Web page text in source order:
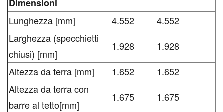
Dimensioni
Lunghezza [mm]
4.552
4.552
Larghezza (specchietti
chiusi) [mm]
1.928
1.928
Altezza da terra [mm]
1.652
1.652
Altezza da terra con
barre al tetto[mm]
1.675
1.675